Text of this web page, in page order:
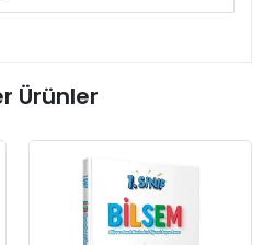
Ürünler